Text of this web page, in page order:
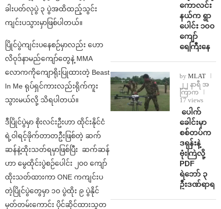
ခါးပတ်လုပွဲ ၃ ပွဲအထိထည့်သွင်း
ကျင်းပသွားမှာဖြစ်ပါတယ်။
ပြိုင်ပွဲကျင်းပနေစဉ်မှာလည်း ဟော
လိဝုဒ်နာမည်ကျော်တွေနဲ့ MMA
လောကကိုကျောရိုးပြုထားတဲ့ Beast
In Me ရုပ်ရှင်ကားလည်းရိုက်ကူး
သွားမယ်လို့ သိရပါတယ်။
ဒီပြိုင်ပွဲမှာ စိုးလင်းဦးဟာ ထိုင်းနိုင်ငံ
ရဲ့ဝါရင့်ဖိုက်တာတဦးဖြစ်တဲ့ ဆက်
ဆန်နဲ့ထိုးသတ်ရမှာဖြစ်ပြီး ဆက်ဆန်
ဟာ မွေထိုင်းပွဲစဉ်ပေါင်း ၂၀၀ ကျော်
ထိုးသတ်ထားကာ ONE ကကျင်းပ
တဲ့ပြိုင်ပွဲတွေမှာ ၁၀ ပွဲထိုး ၉ ပွဲနိုင်
မှတ်တမ်းကောင်း ပိုင်ဆိုင်ထားသူတ
ကောလင်း
နယ်က ရွာ
ပေါင်း ၁၀၀
ကျော်
ရေကြီးနေ
by MLAT
၂၂ နာရီ အ
ကြာက
17 views
⁩ ⁨ပေါက်
ခေါင်းမှာ
စစ်တပ်က
ဒရုန်းနဲ့
ဗုံးကြဲလို့
PDF
ရဲဘော် ၃
ဦးဒဏ်ရာရ